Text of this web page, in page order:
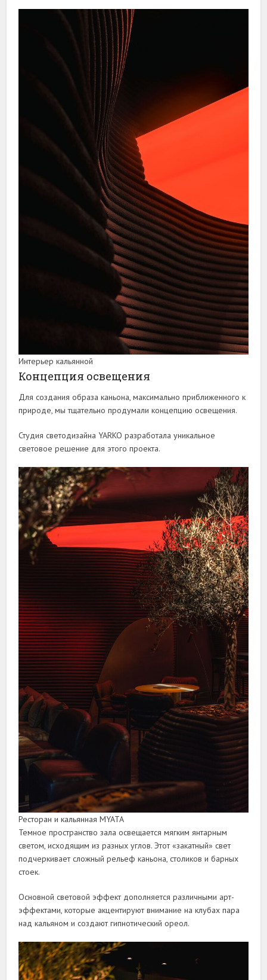
Интерьер кальянной
Концепция освещения
Для создания образа каньона, максимально приближенного к
природе, мы тщательно продумали концепцию освещения.
Студия светодизайна YARKO разработала уникальное
световое решение для этого проекта.
Ресторан и кальянная MYATA
Темное пространство зала освещается мягким янтарным
светом, исходящим из разных углов. Этот «закатный» свет
подчеркивает сложный рельеф каньона, столиков и барных
стоек.
Основной световой эффект дополняется различными арт-
эффектами, которые акцентируют внимание на клубах пара
над кальяном и создают гипнотический ореол.